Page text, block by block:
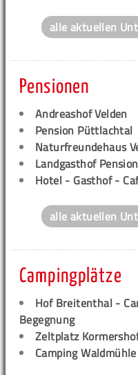
alle aktuellen
Pensionen
Andreashof Velden
Pension Püttlachtal
Naturfreundehaus
Landgasthof
Hotel - Gasthof -
alle aktuellen
Campingplätze
Hof Breitenthal -
Begegnung
Zeltplatz
Camping Waldmühle